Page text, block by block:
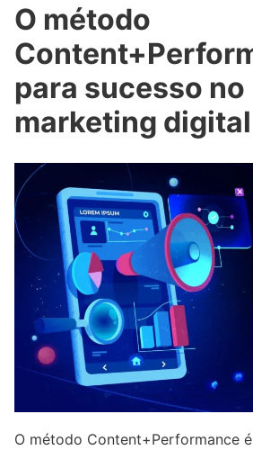
O método
para sucesso no
marketing digital
O método Content+Performance